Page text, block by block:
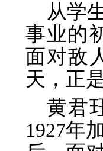
从学
事业的
面对敌
天，正
黄君
1927年